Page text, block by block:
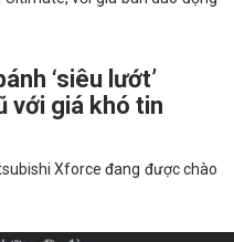
‘siêu lướt’
với giá khó tin
Xforce đang được chào